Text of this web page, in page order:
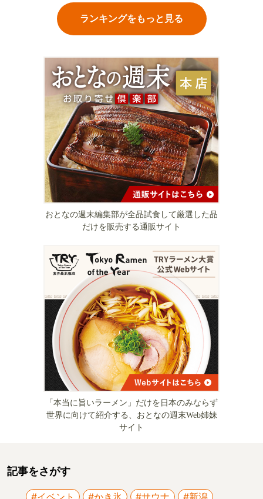
ランキングをもっと見る
おとなの週末編集部が全品試食して厳選した品
だけを販売する通販サイト
「本当に旨いラーメン」だけを日本のみならず
世界に向けて紹介する、おとなの週末Web姉妹
サイト
記事をさがす